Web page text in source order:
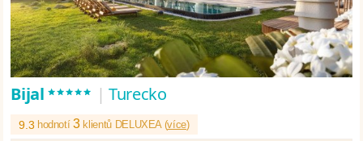
Bijal***** | Turecko
9.3 hodnotí3klientů DELUXEA (více)